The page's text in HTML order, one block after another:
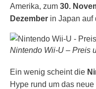
Amerika, zum 30.
Dezember in Japan auf
Nintendo Wii-U – Preis
Ein wenig scheint die
Hype rund um das neue